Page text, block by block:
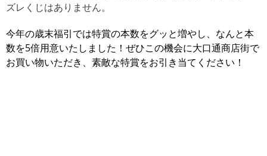
ズレくじはありません。
今年の歳末福引では特賞の本数をグッと増やし、なんと本
数を5倍用意いたしました！ぜひこの機会に大口通商店街で
お買い物いただき、素敵な特賞をお引き当てください！